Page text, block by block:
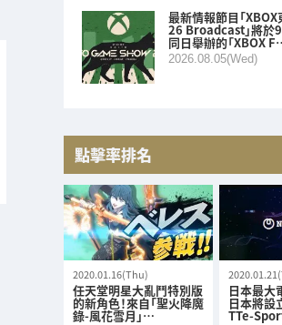
最新情報節目「
26 Broadcast」將於9
同日舉辦的「XBOX
2026.08.05(Wed)
點擊率排名
2020.01.16(Thu)
任天堂明星大亂鬥特別版
的新角色！來自「聖火降魔
錄-風花雪月」…
日本最大
日本將
TTe-